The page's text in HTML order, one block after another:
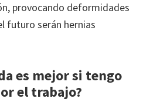
provocando deformidades
futuro serán hernias
es mejor si tengo
el trabajo?